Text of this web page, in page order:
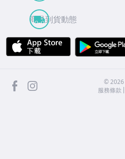
商品到貨動態
APP Store
facebook ©2026
服務條款